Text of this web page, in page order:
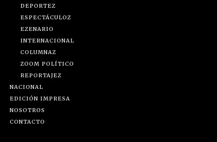
DEPORTEZ
ESPECTÁCULOZ
EZENARIO
INTERNACIONAL
COLUMNAZ
ZOOM POLÍTICO
REPORTAJEZ
NACIONAL
EDICIÓN IMPRESA
NOSOTROS
CONTACTO